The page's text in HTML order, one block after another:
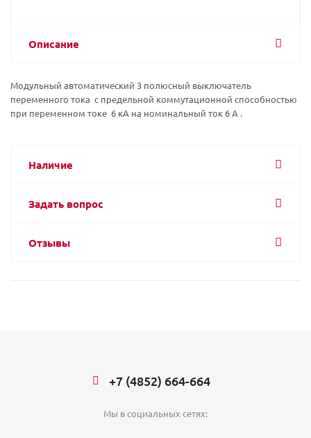
Описание
Модульный автоматический 3 полюсный выключатель
переменного тока с предельной коммутационной способностью
при переменном токе 6 кА на номинальный ток 6 А .
Наличие
Задать вопрос
Отзывы
+7 (4852) 664-664
Мы в социальных сетях: